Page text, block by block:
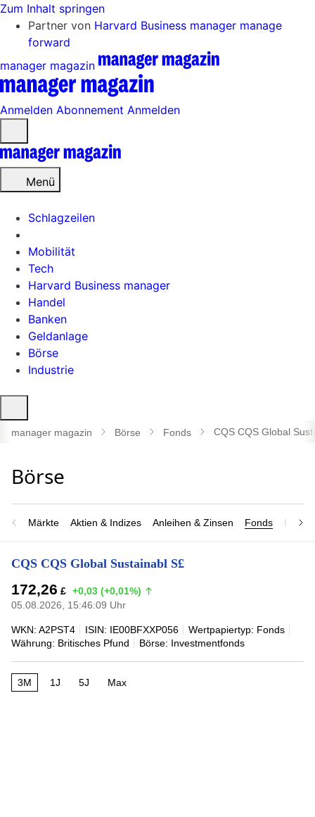
Zum Inhalt springen
Partner von Harvard Business manager manage
forward
manager magazin
Anmelden Abonnement Anmelden
öffnen
Menü
Schlagzeilen
Mobilität
Tech
Harvard Business manager
Handel
Banken
Geldanlage
Börse
Industrie
öffnen
manager magazin Börse Fonds CQS CQS Global
Märkte Aktien & Indizes Anleihen & Zinsen Fonds
CQS CQS Global Sustainabl S£
172,26 £ +0,03 (+0,01%)
05.08.2026, 15:46:09 Uhr
WKN: A2PST4 ISIN: IE00BFXXP056
Wertpapiertyp: Fonds
Währung: Britisches Pfund
Börse: Investmentfonds
3M 1J 5J Max